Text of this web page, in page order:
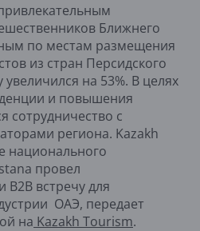
Ближнего
по местам размещения
из стран Персидского
на 53%. В целях
и повышения
сотрудничество с
региона. Kazakh
национального
провел
встречу для
ОАЭ, передает
на Kazakh Tourism.